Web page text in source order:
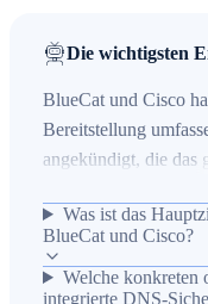
Die wichtigsten
BlueCat und Cisco
Bereitstellung
angekündigt, die das
Schutz nahtlos in
zu reduzieren und die
Was ist das
BlueCat und Cisco?
Welche konkreten
integrierte DNS-